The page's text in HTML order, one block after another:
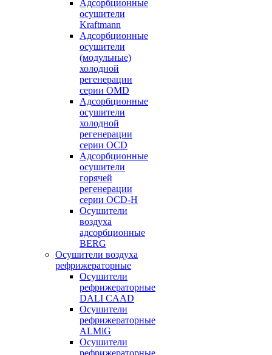
Адсорбционные
осушители
Kraftmann
Адсорбционные
осушители
(модульные)
холодной
регенерации
серии OMD
Адсорбционные
осушители
холодной
регенерации
серии OCD
Адсорбционные
осушители
горячей
регенерации
серии OСD-H
Осушители
воздуха
адсорбционные
BERG
Осушители воздуха
рефрижераторные
Осушители
рефрижераторные
DALI CAAD
Осушители
рефрижераторные
ALMiG
Осушители
рефрижераторные